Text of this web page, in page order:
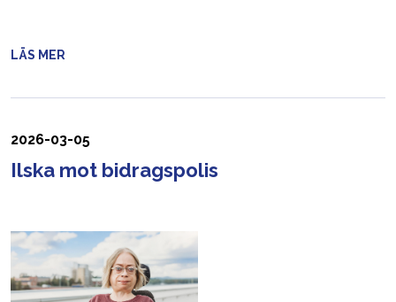
LÄS MER
2026-03-05
Ilska mot bidragspolis